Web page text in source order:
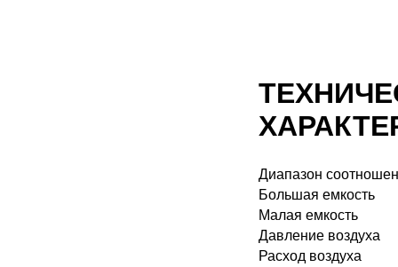
Диапазон
Большая емкость
Малая емкость
Давление воздуха
Расход воздуха